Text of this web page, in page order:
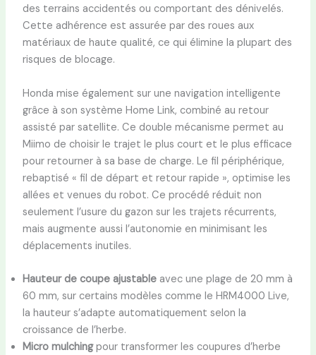
des terrains accidentés ou comportant des dénivelés.
Cette adhérence est assurée par des roues aux
matériaux de haute qualité, ce qui élimine la plupart des
risques de blocage.
Honda mise également sur une navigation intelligente
grâce à son système Home Link, combiné au retour
assisté par satellite. Ce double mécanisme permet au
Miimo de choisir le trajet le plus court et le plus efficace
pour retourner à sa base de charge. Le fil périphérique,
rebaptisé « fil de départ et retour rapide », optimise les
allées et venues du robot. Ce procédé réduit non
seulement l’usure du gazon sur les trajets récurrents,
mais augmente aussi l’autonomie en minimisant les
déplacements inutiles.
Hauteur de coupe ajustableavec une plage de 20 mm à
60 mm, sur certains modèles comme le HRM4000 Live,
la hauteur s’adapte automatiquement selon la
croissance de l’herbe.
Micro mulchingpour transformer les coupures d’herbe